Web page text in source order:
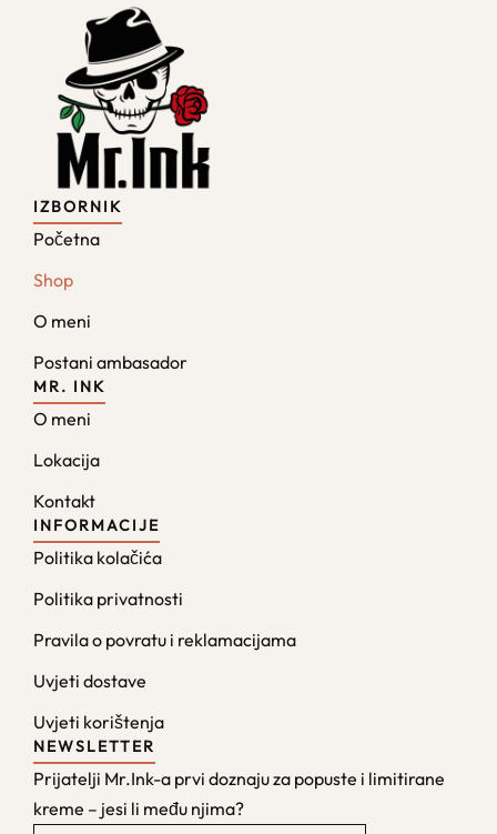
IZBORNIK
Početna
Shop
O meni
Postani ambasador
MR. INK
O meni
Lokacija
Kontakt
INFORMACIJE
Politika kolačića
Politika privatnosti
Pravila o povratu i reklamacijama
Uvjeti dostave
Uvjeti korištenja
NEWSLETTER
Prijatelji Mr.Ink-a prvi doznaju za popuste i limitirane
kreme – jesi li među njima?